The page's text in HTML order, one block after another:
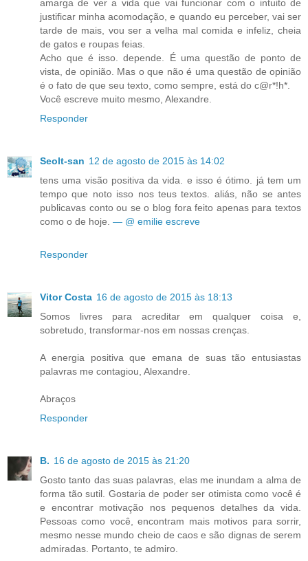
amarga de ver a vida que vai funcionar com o intuito de
justificar minha acomodação, e quando eu perceber, vai ser
tarde de mais, vou ser a velha mal comida e infeliz, cheia
de gatos e roupas feias.
Acho que é isso. depende. É uma questão de ponto de
vista, de opinião. Mas o que não é uma questão de opinião
é o fato de que seu texto, como sempre, está do c@r*!h*.
Você escreve muito mesmo, Alexandre.
Responder
Seolt-san 12 de agosto de 2015 às 14:02
tens uma visão positiva da vida. e isso é ótimo. já tem um
tempo que noto isso nos teus textos. aliás, não se antes
publicavas conto ou se o blog fora feito apenas para textos
como o de hoje. — @ emilie escreve
Responder
Vitor Costa 16 de agosto de 2015 às 18:13
Somos livres para acreditar em qualquer coisa e,
sobretudo, transformar-nos em nossas crenças.
A energia positiva que emana de suas tão entusiastas
palavras me contagiou, Alexandre.
Abraços
Responder
B. 16 de agosto de 2015 às 21:20
Gosto tanto das suas palavras, elas me inundam a alma de
forma tão sutil. Gostaria de poder ser otimista como você é
e encontrar motivação nos pequenos detalhes da vida.
Pessoas como você, encontram mais motivos para sorrir,
mesmo nesse mundo cheio de caos e são dignas de serem
admiradas. Portanto, te admiro.